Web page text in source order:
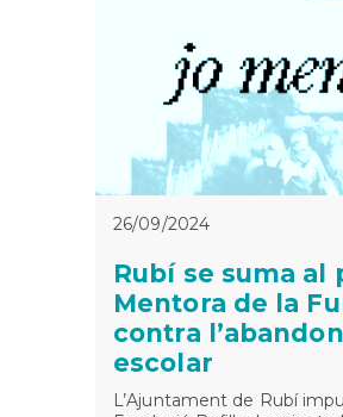
26/09/2024
Rubí se suma al
Mentora de la
contra
escolar
L’Ajuntament de Rubí